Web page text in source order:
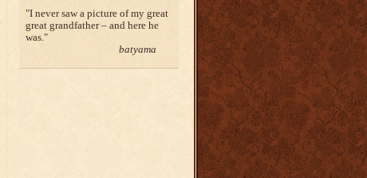
I never saw a picture of my great
great grandfather – and here he
was.
batyama